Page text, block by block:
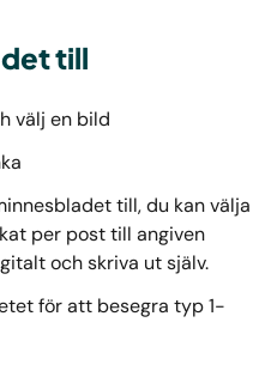
det till
välj en bild
till, du kan välja
per post till angiven
och skriva ut själv.
för att besegra typ 1-